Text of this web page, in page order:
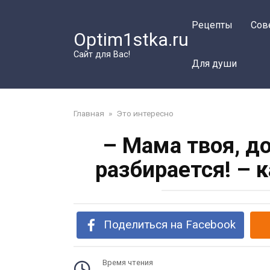
Optim1stka.ru
Сайт для Вас!
Рецепты
Для души
Главная » Это интересно
– Мама твоя,
разбирается! –
Поделиться на Facebook
Время чтения